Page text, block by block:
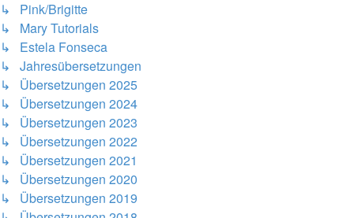
↳ Pink/Brigitte
↳ Mary Tutorials
↳ Estela Fonseca
↳ Jahresübersetzungen
↳ Übersetzungen 2025
↳ Übersetzungen 2024
↳ Übersetzungen 2023
↳ Übersetzungen 2022
↳ Übersetzungen 2021
↳ Übersetzungen 2020
↳ Übersetzungen 2019